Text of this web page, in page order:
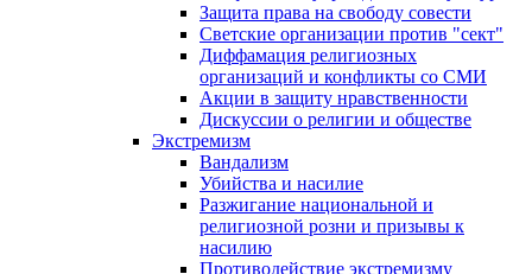
Защита права на свободу совести
Светские организации против "сект"
Диффамация религиозных
организаций и конфликты со СМИ
Акции в защиту нравственности
Дискуссии о религии и обществе
Экстремизм
Вандализм
Убийства и насилие
Разжигание национальной и
религиозной розни и призывы к
насилию
Противодействие экстремизму